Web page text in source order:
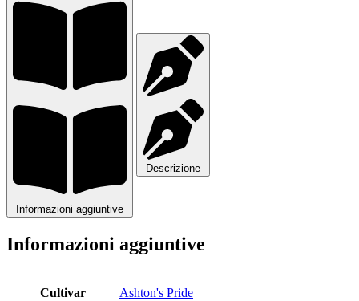
Informazioni aggiuntive
Descrizione
Informazioni aggiuntive
Cultivar Ashton's Pride